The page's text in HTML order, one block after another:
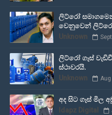
ලිට්රෝ
වෙනුවෙන් ලිට්රෝ
Unknown
ලිට්රෝ ගෑස්
ස්ථාවරයි.
Unknown
අද සිට ගෑස් මිල
Idapz Digital